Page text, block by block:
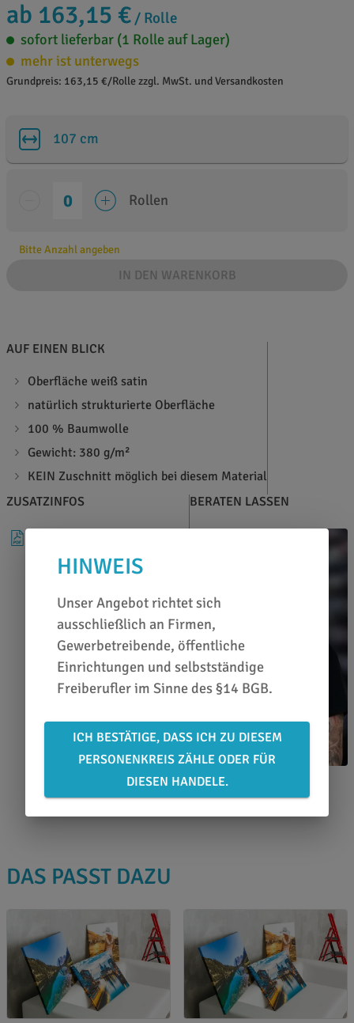
ab 163,15 € / Rolle
sofort lieferbar (1 Rolle auf Lager)
mehr ist unterwegs
Grundpreis: 163,15 €/Rolle zzgl. MwSt. und Versandkosten
107 cm
Rollen
Bitte Anzahl angeben
IN DEN WARENKORB
AUF EINEN BLICK
Oberfläche weiß satin
natürlich strukturierte Oberfläche
100 % Baumwolle
Gewicht: 380 g/m²
KEIN Zuschnitt möglich bei diesem Material
ZUSATZINFOS
BERATEN LASSEN
Rüdiger Krämer
0651 46 27 79 80
DAS PASST DAZU
HINWEIS
Unser Angebot richtet sich
ausschließlich an Firmen,
Gewerbetreibende, öffentliche
Einrichtungen und selbstständige
Freiberufler im Sinne des §14 BGB.
ICH BESTÄTIGE, DASS ICH ZU DIESEM
PERSONENKREIS ZÄHLE ODER FÜR
DIESEN HANDELE.